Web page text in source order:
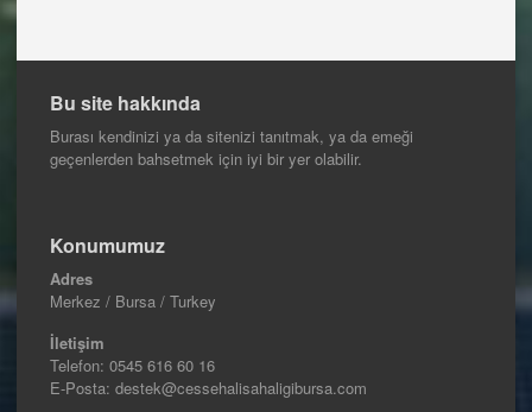
Bu site hakkında
Burası kendinizi ya da sitenizi tanıtmak, ya da emeği
geçenlerden bahsetmek için iyi bir yer olabilir.
Konumumuz
Adres
Merkez / Bursa / Turkey
İletişim
Telefon: 0545 616 60 16
E-Posta: destek@cessehalisahaligibursa.com